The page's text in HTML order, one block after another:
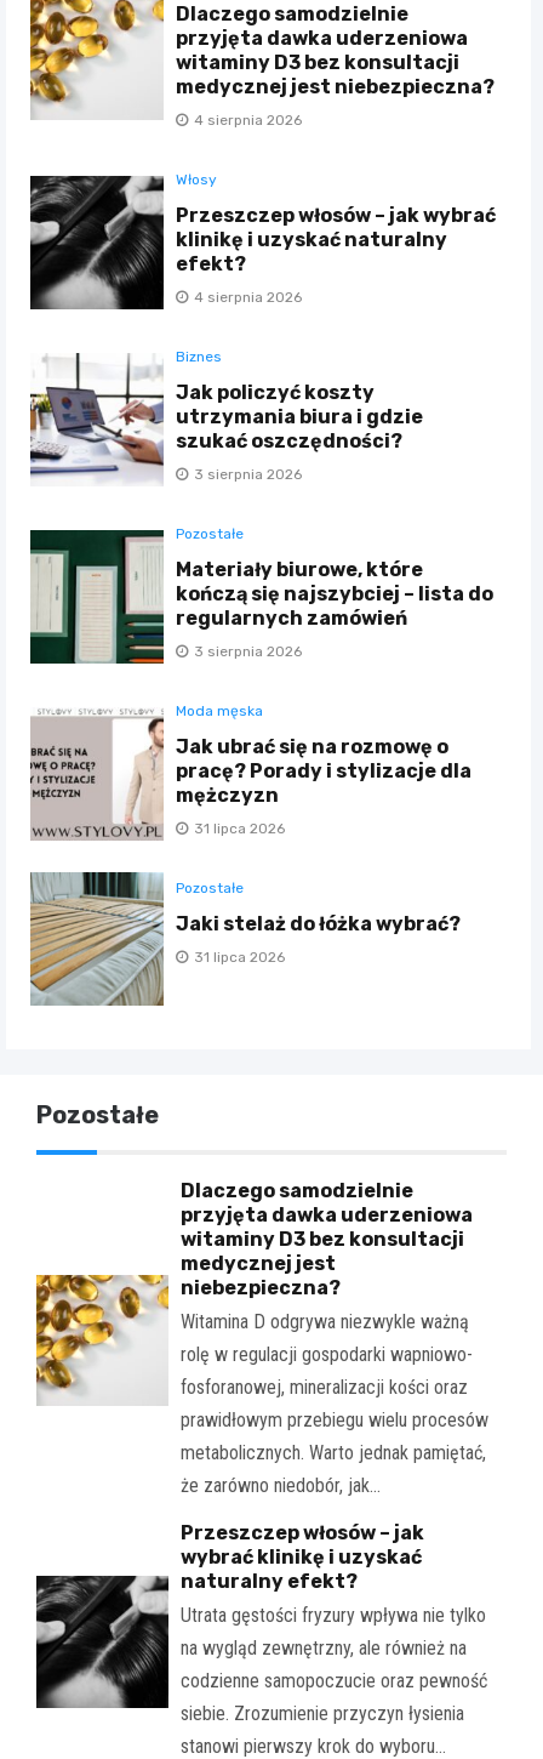
Dlaczego samodzielnie
przyjęta dawka uderzeniowa
witaminy D3 bez konsultacji
medycznej jest niebezpieczna?
4 sierpnia 2026
Włosy
Przeszczep włosów – jak wybrać
klinikę i uzyskać naturalny
efekt?
4 sierpnia 2026
Biznes
Jak policzyć koszty
utrzymania biura i gdzie
szukać oszczędności?
3 sierpnia 2026
Pozostałe
Materiały biurowe, które
kończą się najszybciej – lista do
regularnych zamówień
3 sierpnia 2026
Moda męska
Jak ubrać się na rozmowę o
pracę? Porady i stylizacje dla
mężczyzn
31 lipca 2026
Pozostałe
Jaki stelaż do łóżka wybrać?
31 lipca 2026
Pozostałe
Dlaczego samodzielnie
przyjęta dawka uderzeniowa
witaminy D3 bez konsultacji
medycznej jest
niebezpieczna?
Witamina D odgrywa niezwykle ważną
rolę w regulacji gospodarki wapniowo-
fosforanowej, mineralizacji kości oraz
prawidłowym przebiegu wielu procesów
metabolicznych. Warto jednak pamiętać,
że zarówno niedobór, jak…
Przeszczep włosów – jak
wybrać klinikę i uzyskać
naturalny efekt?
Utrata gęstości fryzury wpływa nie tylko
na wygląd zewnętrzny, ale również na
codzienne samopoczucie oraz pewność
siebie. Zrozumienie przyczyn łysienia
stanowi pierwszy krok do wyboru…